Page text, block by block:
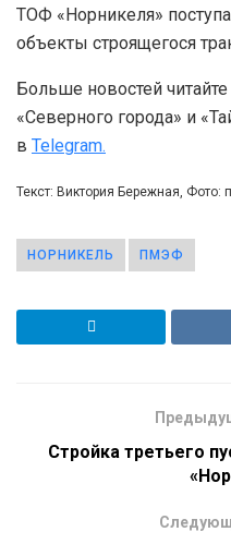
ТОФ «Норникеля»
объекты строящегося
Больше новостей
«Северного города» и
в Telegram.
Текст: Виктория Бережная, Фото:
НОРНИКЕЛЬ ПМЭФ
Стройка третьего